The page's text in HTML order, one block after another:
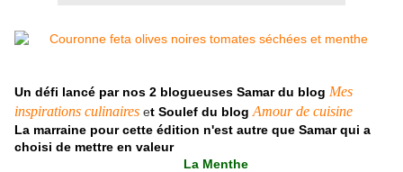
Un défi lancé par nos 2 blogueuses Samar du blog Mes
inspirations culinaires et Soulef du blog Amour de cuisine
La marraine pour cette édition n'est autre que Samar qui a
choisi de mettre en valeur
La Menthe